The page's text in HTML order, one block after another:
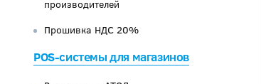
производителей
Прошивка НДС 20%
POS-системы для магазинов